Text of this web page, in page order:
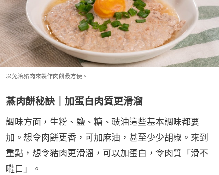
以免治豬肉來製作肉餅最方便。
蒸肉餅秘訣｜加蛋白肉質更滑溜
調味方面，生粉、鹽、糖、豉油這些基本調味都要
加。想令肉餅更香，可加麻油，甚至少少胡椒。來到
重點，想令豬肉更滑溜，可以加蛋白，令肉質「滑不
嚡口」。